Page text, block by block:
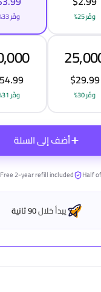
وفّر 25% وفّر 33%
$29.99
وفّر 30% وفّر 31%
أضف إلى السلة
Half
Free 2-year refill included
يبدأ خلال90 ثانية